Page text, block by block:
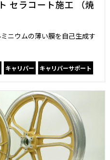
セラコート施工 （焼
ニウムの薄い膜を自己生成す
キャリパー キャリパーサポート